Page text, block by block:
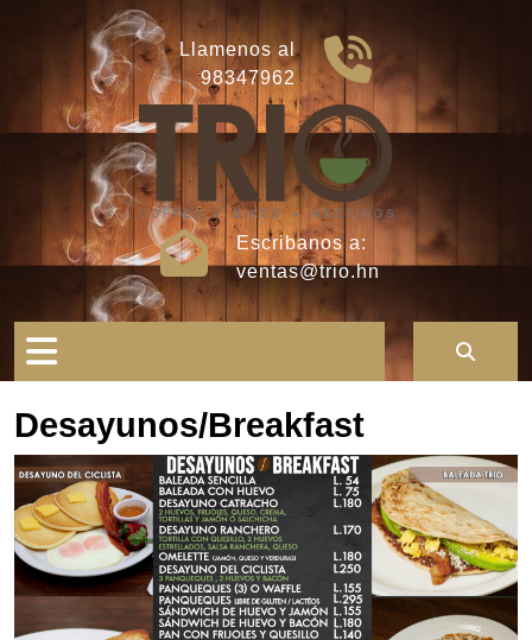
Llamenos al
98347962
Escribanos a:
ventas@trio.hn
Desayunos/Breakfast